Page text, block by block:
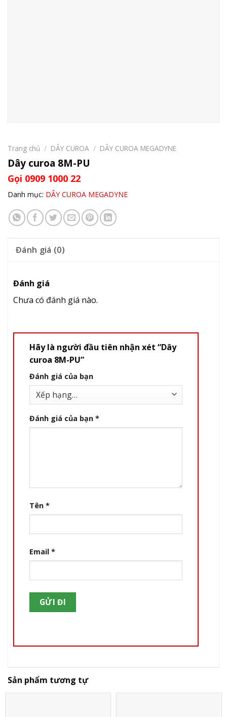
Trang chủ / DÂY CUROA / DÂY CUROA MEGADYNE
Dây curoa 8M-PU
Gọi 0909 1000 22
Danh mục: DÂY CUROA MEGADYNE
Đánh giá (0)
Đánh giá
Chưa có đánh giá nào.
Hãy là người đầu tiên nhận xét “Dây
curoa 8M-PU”
Đánh giá của bạn
Đánh giá của bạn *
Tên *
Email *
Sản phẩm tương tự